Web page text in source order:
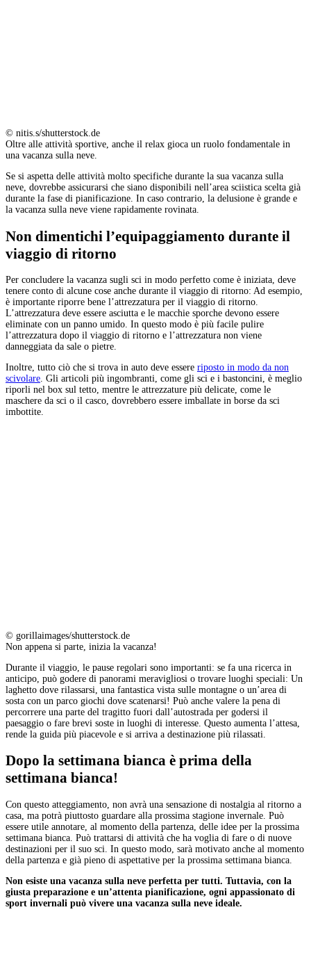
© nitis.s/shutterstock.de
Oltre alle attività sportive, anche il relax gioca un ruolo fondamentale in
una vacanza sulla neve.
Se si aspetta delle attività molto specifiche durante la sua vacanza sulla
neve, dovrebbe assicurarsi che siano disponibili nell’area sciistica scelta già
durante la fase di pianificazione. In caso contrario, la delusione è grande e
la vacanza sulla neve viene rapidamente rovinata.
Non dimentichi l’equipaggiamento durante il
viaggio di ritorno
Per concludere la vacanza sugli sci in modo perfetto come è iniziata, deve
tenere conto di alcune cose anche durante il viaggio di ritorno: Ad esempio,
è importante riporre bene l’attrezzatura per il viaggio di ritorno.
L’attrezzatura deve essere asciutta e le macchie sporche devono essere
eliminate con un panno umido. In questo modo è più facile pulire
l’attrezzatura dopo il viaggio di ritorno e l’attrezzatura non viene
danneggiata da sale o pietre.
Inoltre, tutto ciò che si trova in auto deve essere riposto in modo da non
scivolare. Gli articoli più ingombranti, come gli sci e i bastoncini, è meglio
riporli nel box sul tetto, mentre le attrezzature più delicate, come le
maschere da sci o il casco, dovrebbero essere imballate in borse da sci
imbottite.
© gorillaimages/shutterstock.de
Non appena si parte, inizia la vacanza!
Durante il viaggio, le pause regolari sono importanti: se fa una ricerca in
anticipo, può godere di panorami meravigliosi o trovare luoghi speciali: Un
laghetto dove rilassarsi, una fantastica vista sulle montagne o un’area di
sosta con un parco giochi dove scatenarsi! Può anche valere la pena di
percorrere una parte del tragitto fuori dall’autostrada per godersi il
paesaggio o fare brevi soste in luoghi di interesse. Questo aumenta l’attesa,
rende la guida più piacevole e si arriva a destinazione più rilassati.
Dopo la settimana bianca è prima della
settimana bianca!
Con questo atteggiamento, non avrà una sensazione di nostalgia al ritorno a
casa, ma potrà piuttosto guardare alla prossima stagione invernale. Può
essere utile annotare, al momento della partenza, delle idee per la prossima
settimana bianca. Può trattarsi di attività che ha voglia di fare o di nuove
destinazioni per il suo sci. In questo modo, sarà motivato anche al momento
della partenza e già pieno di aspettative per la prossima settimana bianca.
Non esiste una vacanza sulla neve perfetta per tutti. Tuttavia, con la
giusta preparazione e un’attenta pianificazione, ogni appassionato di
sport invernali può vivere una vacanza sulla neve ideale.